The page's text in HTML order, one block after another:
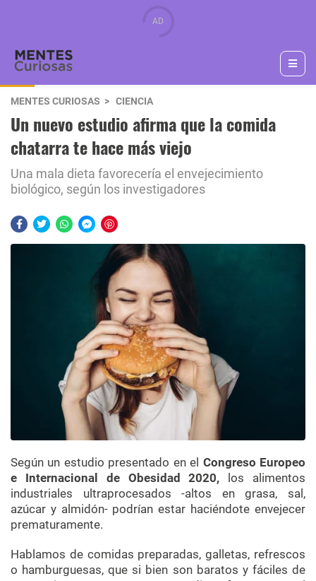
MENTES CURIOSAS CIENCIA
Un nuevo estudio afirma que la comida
chatarra te hace más viejo
Una mala dieta favorecería el envejecimiento
biológico, según los investigadores
Según un estudio presentado en el Congreso Europeo
e Internacional de Obesidad 2020, los alimentos
industriales ultraprocesados -altos en grasa, sal,
azúcar y almidón- podrían estar haciéndote envejecer
prematuramente.
Hablamos de comidas preparadas, galletas, refrescos
o hamburguesas, que si bien son baratos y fáciles de